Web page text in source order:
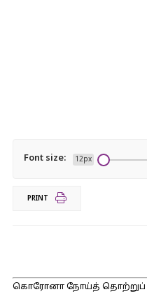
Font size: 12px
PRINT
கொரோனா நோய்த் தொற்றுப்